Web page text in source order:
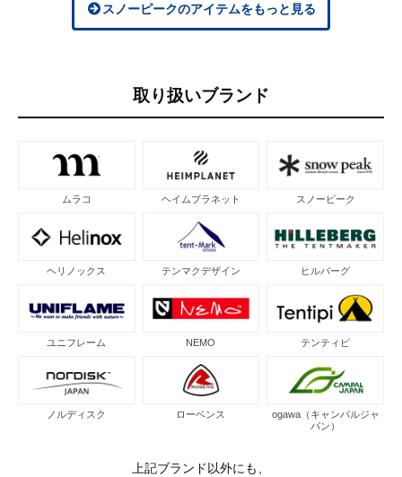
スノーピークのアイテムをもっと見る
取り扱いブランド
ムラコ ヘイムプラネット スノーピーク
ヘリノックス テンマクデザイン ヒルバーグ
ユニフレーム NEMO テンティピ
ノルディスク ローベンス
ogawa（キャンパルジャ
パン）
上記ブランド以外にも、